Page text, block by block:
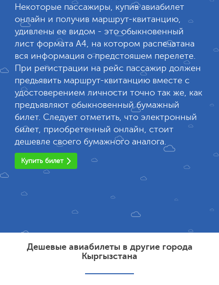
Некоторые пассажиры, купив авиабилет
онлайн и получив маршрут-квитанцию,
удивлены ее видом - это обыкновенный
лист формата А4, на котором распечатана
вся информация о предстояшем перелете.
При регистрации на рейс пассажир должен
предьявить маршрут-квитанцию вместе с
удостоверением личности точно так же, как
предъявляют обыкновенный бумажный
билет. Следует отметить, что электронный
билет, приобретенный онлайн, стоит
дешевле своего бумажного аналога.
Купить билет
Дешевые авиабилеты в другие города
Кыргызстана